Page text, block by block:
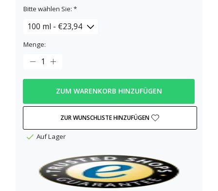
Bitte wählen Sie: *
Menge:
ZUM WARENKORB HINZUFÜGEN
ZUR WUNSCHLISTE HINZUFÜGEN
Auf Lager